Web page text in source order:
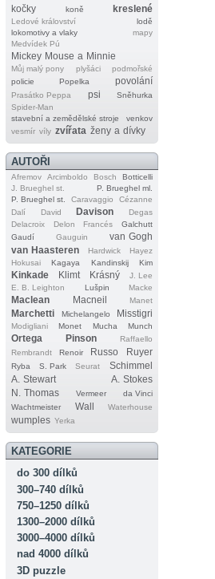
kočky
koně kreslené
Ledové království
lodě
lokomotivy a vlaky
mapy
Medvídek Pú
Mickey Mouse a Minnie
Můj malý pony plyšáci
podmořské
policie
Popelka povolání
Prasátko Peppa psi
Sněhurka
Spider‐Man
stavební a zemědělské stroje
venkov
vesmír víly zvířata ženy a dívky
AUTOŘI
Afremov Arcimboldo Bosch
Botticelli
J. Brueghel st.
P. Brueghel ml.
P. Brueghel st.
Caravaggio
Cézanne
Dalí
David Davison
Degas
Delacroix
Delon Francés
Galchutt
Gaudí
Gauguin
van Gogh
van Haasteren
Hardwick
Hayez
Hokusai
Kagaya Kandinskij Kim
Kinkade Klimt Krásný
J. Lee
E. B. Leighton
Lušpin Macke
Maclean Macneil Manet
Marchetti Michelangelo Misstigri
Modigliani Monet Mucha Munch
Ortega Pinson
Raffaello
Rembrandt
Renoir Russo Ruyer
Ryba S. Park Seurat
Schimmel
A. Stewart
A. Stokes
N. Thomas
Vermeer
da Vinci
Wachtmeister
Wall Waterhouse
wumples Yerka
KATEGORIE
do 300 dílků
300–740 dílků
750–1250 dílků
1300–2000 dílků
3000–4000 dílků
nad 4000 dílků
3D puzzle